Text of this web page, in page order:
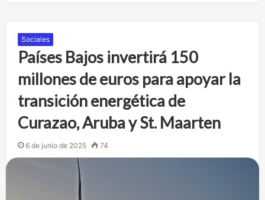
Sociales
Países Bajos invertirá 150
millones de euros para apoyar la
transición energética de
Curazao, Aruba y St. Maarten
6 de junio de 2025 74